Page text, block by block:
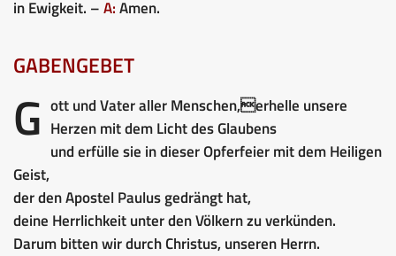
in Ewigkeit. –A:Amen.
GABENGEBET
G ott und Vater aller Menschen,erhelle unsere
Herzen mit dem Licht des Glaubens
und erfülle sie in dieser Opferfeier mit dem Heiligen
Geist,
der den Apostel Paulus gedrängt hat,
deine Herrlichkeit unter den Völkern zu verkünden.
Darum bitten wir durch Christus, unseren Herrn.